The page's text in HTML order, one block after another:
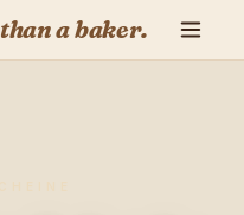
than a baker.